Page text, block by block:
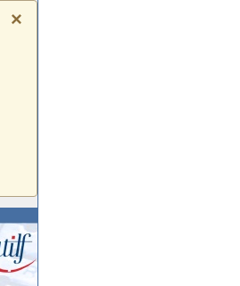
×